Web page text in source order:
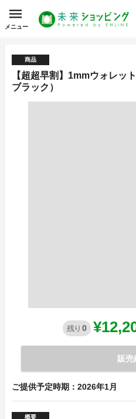
メニュー
商品
【超超早割】1mmウォレ
ブラック）
残り 0
販売
ご提供予定時期：2026年1月
概要